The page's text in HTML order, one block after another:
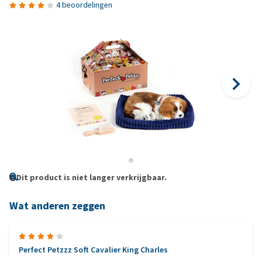
4 beoordelingen
Dit product is niet langer verkrijgbaar.
Wat anderen zeggen
Perfect Petzzz Soft Cavalier King Charles